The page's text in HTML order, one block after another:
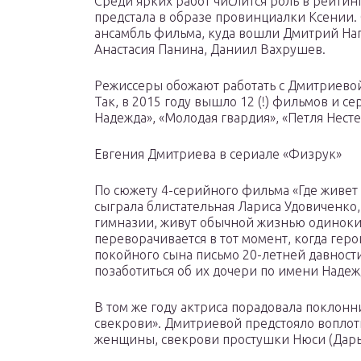
предстала в образе провинциалки
ансамбль фильма, куда вошли Дмитрий
Анастасия Панина, Даниил Вахрушев.
Режиссеры обожают работать с
Так, в 2015 году вышло 12 (!) фильмов и
Надежда», «Молодая гвардия», «Петля
Евгения Дмитриева в сериале «Физрук»
По сюжету 4-серийного фильма «Где
сыграла блистательная Лариса
гимназии, живут обычной жизнью
переворачивается в тот момент, когда
покойного сына письмо 20-летней
позаботиться об их дочери по имени
В том же году актриса порадовала
свекрови». Дмитриевой предстояло
женщины, свекрови простушки Нюси